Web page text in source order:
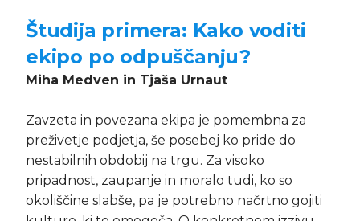
Študija primera: Kako voditi
ekipo po odpuščanju?
Miha Medven in Tjaša Urnaut
Zavzeta in povezana ekipa je pomembna za
preživetje podjetja, še posebej ko pride do
nestabilnih obdobij na trgu. Za visoko
pripadnost, zaupanje in moralo tudi, ko so
okoliščine slabše, pa je potrebno načrtno gojiti